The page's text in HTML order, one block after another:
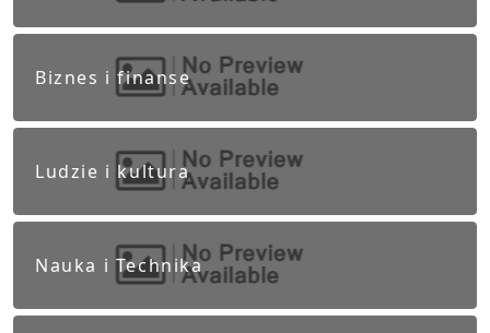
Biznes i finanse
Ludzie i kultura
Nauka i Technika